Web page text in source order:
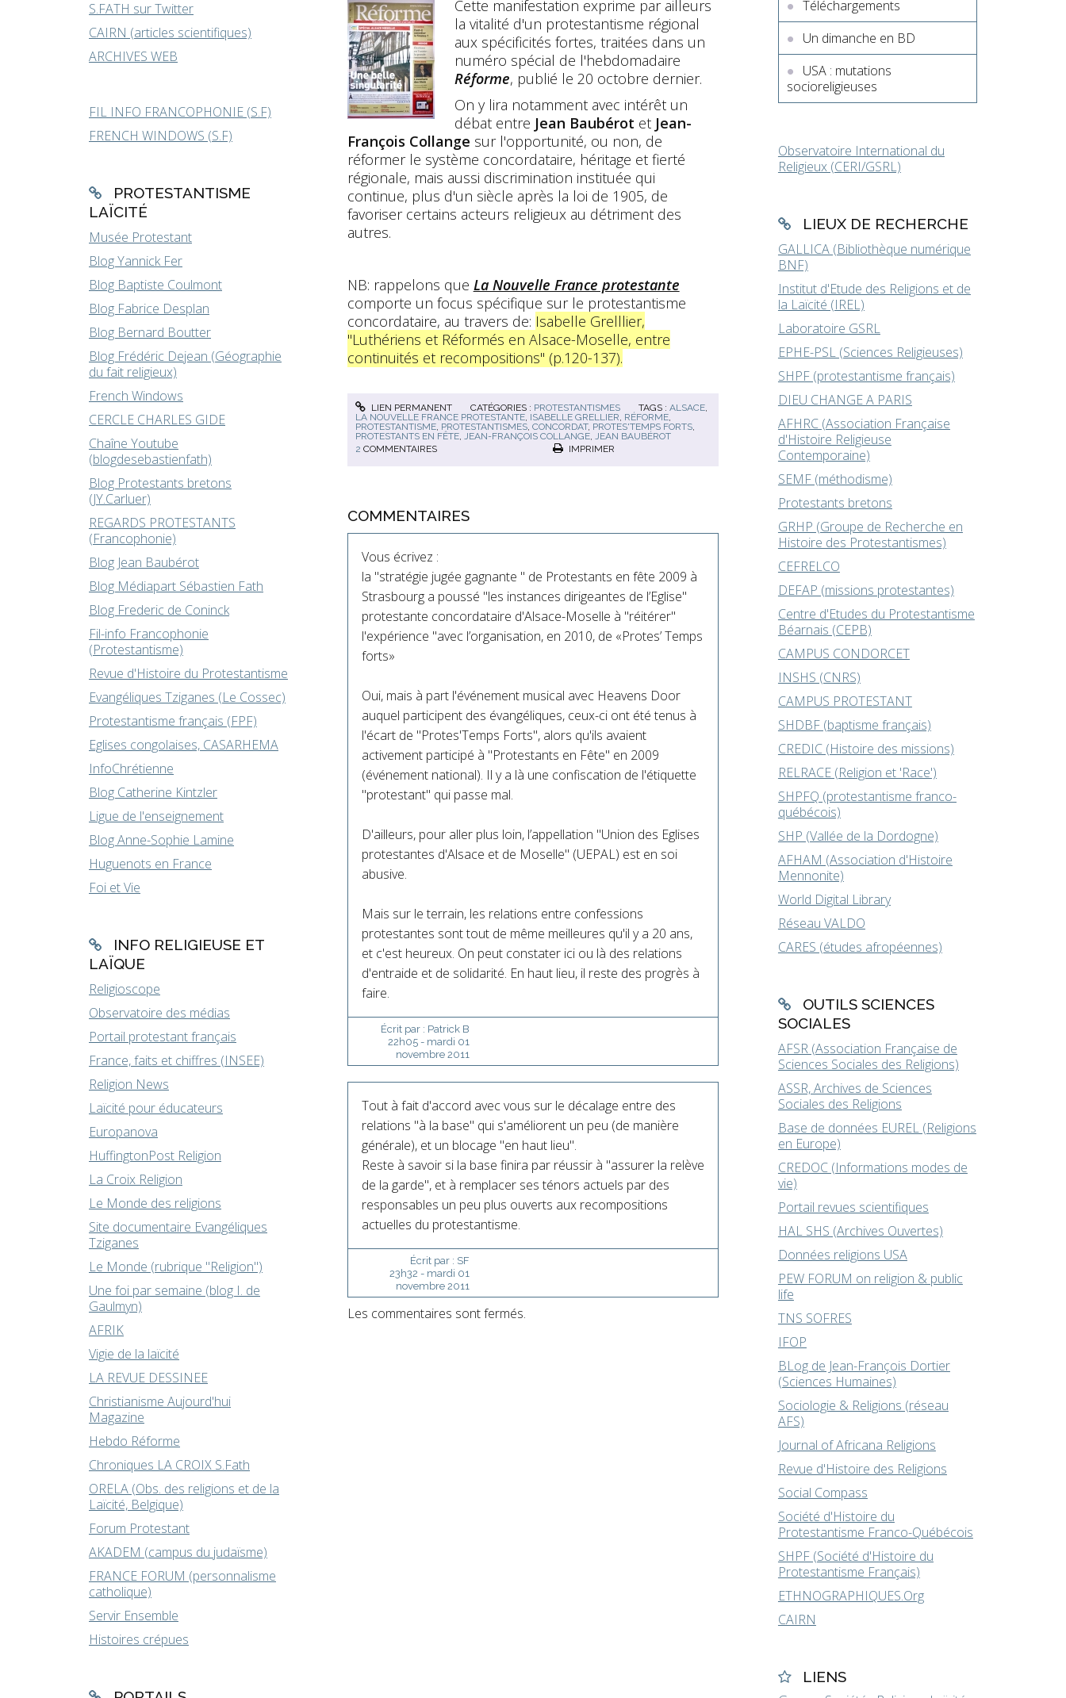
S.FATH sur Twitter
CAIRN (articles scientifiques)
ARCHIVES WEB
FIL INFO FRANCOPHONIE (S.F)
FRENCH WINDOWS (S.F)
PROTESTANTISME
LAÏCITÉ
Musée Protestant
Blog Yannick Fer
Blog Baptiste Coulmont
Blog Fabrice Desplan
Blog Bernard Boutter
Blog Frédéric Dejean (Géographie
du fait religieux)
French Windows
CERCLE CHARLES GIDE
Chaîne Youtube
(blogdesebastienfath)
Blog Protestants bretons
(JY.Carluer)
REGARDS PROTESTANTS
(Francophonie)
Blog Jean Baubérot
Blog Médiapart Sébastien Fath
Blog Frederic de Coninck
Fil-info Francophonie
(Protestantisme)
Revue d'Histoire du Protestantisme
Evangéliques Tziganes (Le Cossec)
Protestantisme français (FPF)
Eglises congolaises, CASARHEMA
InfoChrétienne
Blog Catherine Kintzler
Ligue de l'enseignement
Blog Anne-Sophie Lamine
Huguenots en France
Foi et Vie
INFO RELIGIEUSE ET
LAÏQUE
Religioscope
Observatoire des médias
Portail protestant français
France, faits et chiffres (INSEE)
Religion News
Laïcité pour éducateurs
Europanova
HuffingtonPost Religion
La Croix Religion
Le Monde des religions
Site documentaire Evangéliques
Tziganes
Le Monde (rubrique "Religion")
Une foi par semaine (blog I. de
Gaulmyn)
AFRIK
Vigie de la laïcité
LA REVUE DESSINEE
Christianisme Aujourd'hui
Magazine
Hebdo Réforme
Chroniques LA CROIX S.Fath
ORELA (Obs. des religions et de la
Laïcité, Belgique)
Forum Protestant
AKADEM (campus du judaïsme)
FRANCE FORUM (personnalisme
catholique)
Servir Ensemble
Histoires crépues
Cette manifestation exprime par ailleurs
la vitalité d'un protestantisme régional
aux spécificités fortes, traitées dans un
numéro spécial de l'hebdomadaire
Réforme, publié le 20 octobre dernier.
On y lira notamment avec intérêt un
débat entre Jean Baubérot et Jean-
François Collange sur l'opportunité, ou non, de
réformer le système concordataire, héritage et fierté
régionale, mais aussi discrimination instituée qui
continue, plus d'un siècle après la loi de 1905, de
favoriser certains acteurs religieux au détriment des
autres.
NB: rappelons que La Nouvelle France protestante
comporte un focus spécifique sur le protestantisme
concordataire, au travers de: Isabelle Grelllier,
"Luthériens et Réformés en Alsace-Moselle, entre
continuités et recompositions" (p.120-137).
LIEN PERMANENT CATÉGORIES : PROTESTANTISMES TAGS :ALSACE
LA NOUVELLE FRANCE PROTESTANTE, ISABELLE GRELLIER RÉFORME,
PROTESTANTISME, PROTESTANTISMES, CONCORDAT, PROTES'TEMPS FORTS,
PROTESTANTS EN FÊTE, JEAN-FRANÇOIS COLLANGE,
JEAN BAUBÉROT
2 COMMENTAIRES IMPRIMER
COMMENTAIRES
Vous écrivez :
la "stratégie jugée gagnante " de Protestants en fête 2009 à
Strasbourg a poussé "les instances dirigeantes de l’Eglise"
protestante concordataire d'Alsace-Moselle à "réitérer"
l'expérience "avec l’organisation, en 2010, de «Protes’ Temps
forts»
Oui, mais à part l'événement musical avec Heavens Door
auquel participent des évangéliques, ceux-ci ont été tenus à
l'écart de "Protes'Temps Forts", alors qu'ils avaient
activement participé à "Protestants en Fête" en 2009
(événement national). Il y a là une confiscation de l'étiquette
"protestant" qui passe mal.
D'ailleurs, pour aller plus loin, l’appellation "Union des Eglises
protestantes d'Alsace et de Moselle" (UEPAL) est en soi
abusive.
Mais sur le terrain, les relations entre confessions
protestantes sont tout de même meilleures qu'il y a 20 ans,
et c'est heureux. On peut constater ici ou là des relations
d'entraide et de solidarité. En haut lieu, il reste des progrès à
faire.
Écrit par : Patrick B
22h05- mardi 01
novembre 2011
Tout à fait d'accord avec vous sur le décalage entre des
relations "à la base" qui s'améliorent un peu (de manière
générale), et un blocage "en haut lieu".
Reste à savoir si la base finira par réussir à "assurer la relève
de la garde", et à remplacer ses ténors actuels par des
responsables un peu plus ouverts aux recompositions
actuelles du protestantisme.
Écrit par : SF
23h32 - mardi 01
novembre 2011
Les commentaires sont fermés.
Téléchargements
Un dimanche en BD
USA : mutations
socioreligieuses
Observatoire International du
Religieux (CERI/GSRL)
LIEUX DE RECHERCHE
GALLICA (Bibliothèque numérique
BNF)
Institut d'Etude des Religions et de
la Laïcité (IREL)
Laboratoire GSRL
EPHE-PSL (Sciences Religieuses)
SHPF (protestantisme français)
DIEU CHANGE A PARIS
AFHRC (Association Française
d'Histoire Religieuse
Contemporaine)
SEMF (méthodisme)
Protestants bretons
GRHP (Groupe de Recherche en
Histoire des Protestantismes)
CEFRELCO
DEFAP (missions protestantes)
Centre d'Etudes du Protestantisme
Béarnais (CEPB)
CAMPUS CONDORCET
INSHS (CNRS)
CAMPUS PROTESTANT
SHDBF (baptisme français)
CREDIC (Histoire des missions)
RELRACE (Religion et 'Race')
SHPFQ (protestantisme franco-
québécois)
SHP (Vallée de la Dordogne)
AFHAM (Association d'Histoire
Mennonite)
World Digital Library
Réseau VALDO
CARES (études afropéennes)
OUTILS SCIENCES
SOCIALES
AFSR (Association Française de
Sciences Sociales des Religions)
ASSR, Archives de Sciences
Sociales des Religions
Base de données EUREL (Religions
en Europe)
CREDOC (Informations modes de
vie)
Portail revues scientifiques
HAL SHS (Archives Ouvertes)
Données religions USA
PEW FORUM on religion & public
life
TNS SOFRES
IFOP
BLog de Jean-François Dortier
(Sciences Humaines)
Sociologie & Religions (réseau
AFS)
Journal of Africana Religions
Revue d'Histoire des Religions
Social Compass
Société d'Histoire du
Protestantisme Franco-Québécois
SHPF (Société d'Histoire du
Protestantisme Français)
ETHNOGRAPHIQUES.Org
CAIRN
LIENS